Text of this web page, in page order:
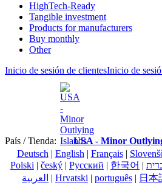
HighTech-Ready
Tangible investment
Products for manufacturers
Buy monthly
Other
Inicio de sesión de clientesInicio de
País / Tienda: USA - Minor
Deutsch | English | Français|
Polski | český | Pусский | 한국어 |
العربية | Hrvatski | português | 日本